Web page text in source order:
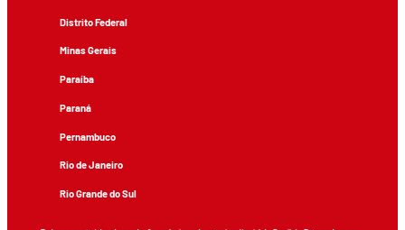
Distrito Federal
Minas Gerais
Paraíba
Paraná
Pernambuco
Rio de Janeiro
Rio Grande do Sul